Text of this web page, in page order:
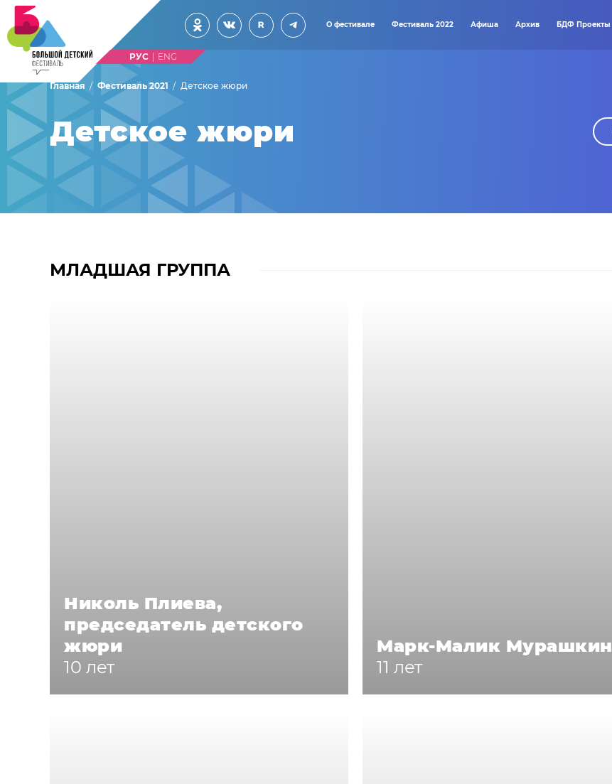
О фестивале Фестиваль 2022 Афиша Архив БДФ Проекты
Главная Фестиваль 2021 Детское жюри
Детское жюри
МЛАДШАЯ ГРУППА
Николь Плиева,
председатель детского
жюри
10 лет
Марк-Малик Мурашкин
11 лет